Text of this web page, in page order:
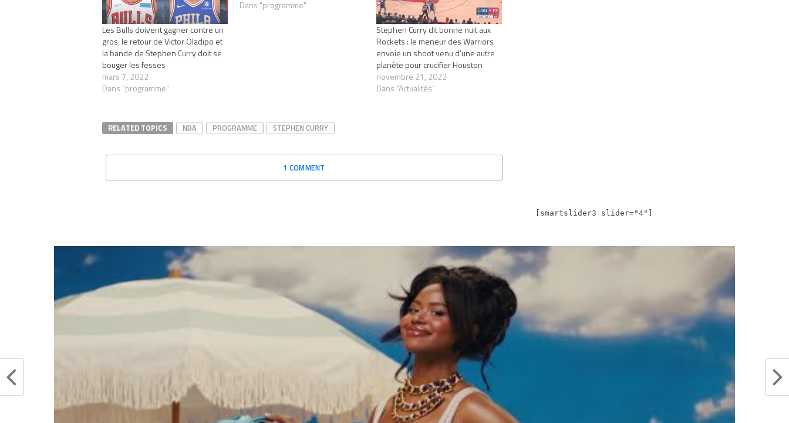
Les Bulls doivent gagner contre un
gros, le retour de Victor Oladipo et
la bande de Stephen Curry doit se
bouger les fesses
mars 7, 2022
Dans "programme"
Dans "programme"
Stephen Curry dit bonne nuit aux
Rockets : le meneur des Warriors
envoie un shoot venu d’une autre
planète pour crucifier Houston
novembre 21, 2022
Dans "Actualités"
RELATED TOPICS NBA PROGRAMME STEPHEN CURRY
1 COMMENT
[smartslider3 slider="4"]